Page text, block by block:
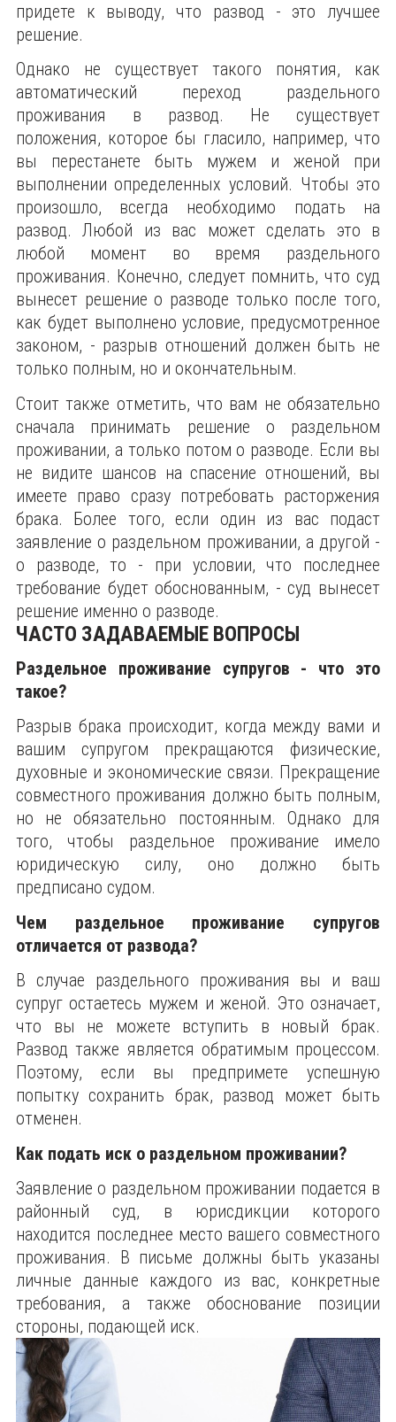
придете к выводу, что развод - это лучшее
решение.
Однако не существует такого понятия, как
автоматический переход раздельного
проживания в развод. Не существует
положения, которое бы гласило, например, что
вы перестанете быть мужем и женой при
выполнении определенных условий. Чтобы это
произошло, всегда необходимо подать на
развод. Любой из вас может сделать это в
любой момент во время раздельного
проживания. Конечно, следует помнить, что суд
вынесет решение о разводе только после того,
как будет выполнено условие, предусмотренное
законом, - разрыв отношений должен быть не
только полным, но и окончательным.
Стоит также отметить, что вам не обязательно
сначала принимать решение о раздельном
проживании, а только потом о разводе. Если вы
не видите шансов на спасение отношений, вы
имеете право сразу потребовать расторжения
брака. Более того, если один из вас подаст
заявление о раздельном проживании, а другой -
о разводе, то - при условии, что последнее
требование будет обоснованным, - суд вынесет
решение именно о разводе.
ЧАСТО ЗАДАВАЕМЫЕ ВОПРОСЫ
Раздельное проживание супругов - что это
такое?
Разрыв брака происходит, когда между вами и
вашим супругом прекращаются физические,
духовные и экономические связи. Прекращение
совместного проживания должно быть полным,
но не обязательно постоянным. Однако для
того, чтобы раздельное проживание имело
юридическую силу, оно должно быть
предписано судом.
Чем раздельное проживание супругов
отличается от развода?
В случае раздельного проживания вы и ваш
супруг остаетесь мужем и женой. Это означает,
что вы не можете вступить в новый брак.
Развод также является обратимым процессом.
Поэтому, если вы предпримете успешную
попытку сохранить брак, развод может быть
отменен.
Как подать иск о раздельном проживании?
Заявление о раздельном проживании подается в
районный суд, в юрисдикции которого
находится последнее место вашего совместного
проживания. В письме должны быть указаны
личные данные каждого из вас, конкретные
требования, а также обоснование позиции
стороны, подающей иск.